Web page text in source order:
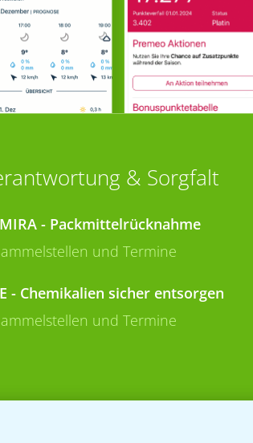
& Sorgfalt
- Packmittelrücknahme
und Termine
- Chemikalien sicher entsorgen
und Termine